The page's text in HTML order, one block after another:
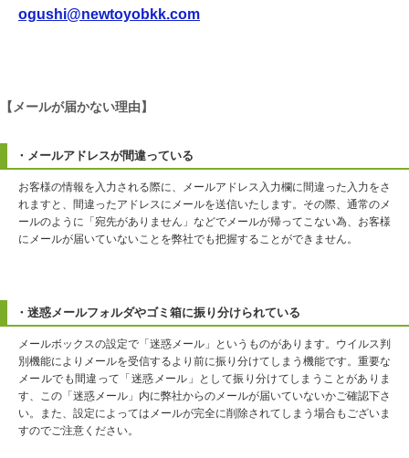
ogushi@newtoyobkk.com
【メールが届かない理由】
・メールアドレスが間違っている
お客様の情報を入力される際に、メールアドレス入力欄に間違った入力をさ
れますと、間違ったアドレスにメールを送信いたします。その際、通常のメ
ールのように「宛先がありません」などでメールが帰ってこない為、お客様
にメールが届いていないことを弊社でも把握することができません。
・迷惑メールフォルダやゴミ箱に振り分けられている
メールボックスの設定で「迷惑メール」というものがあります。ウイルス判
別機能によりメールを受信するより前に振り分けてしまう機能です。重要な
メールでも間違って「迷惑メール」として振り分けてしまうことがありま
す、この「迷惑メール」内に弊社からのメールが届いていないかご確認下さ
い。また、設定によってはメールが完全に削除されてしまう場合もございま
すのでご注意ください。